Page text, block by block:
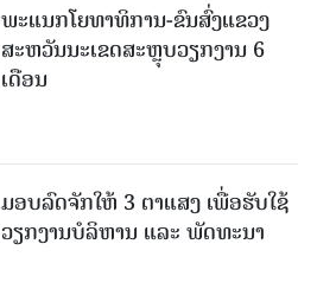
ພະແນກໂຍທາທິການ-ຂົນສົ່ງແຂວງ
ສະຫວັນນະເຂດສະຫຼຸບວຽກງານ 6
ເດືອນ
ມອບລົດຈັກໃຫ້ 3 ຕາແສງ ເພື່ອຮັບໃຊ້
ວຽກງານບໍລິຫານ ແລະ ພັດທະນາ